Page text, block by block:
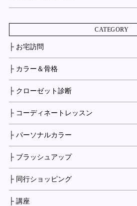
CATEGORY
├ お宅訪問
├ カラー＆骨格
├ クローゼット診断
├ コーディネートレッスン
├ パーソナルカラー
├ ブラッシュアップ
├ 同行ショッピング
├ 講座